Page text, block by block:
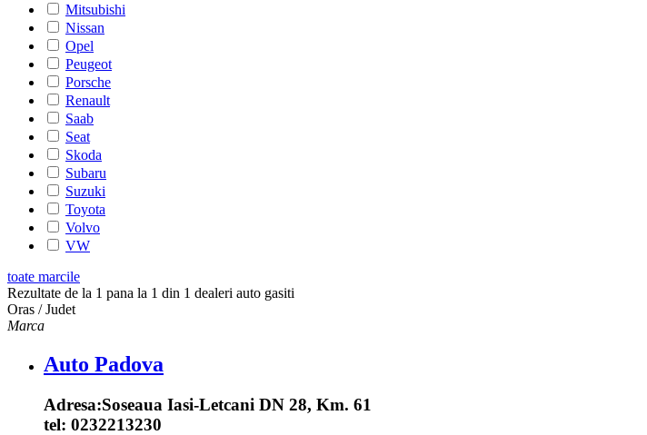
Mitsubishi
Nissan
Opel
Peugeot
Porsche
Renault
Saab
Seat
Skoda
Subaru
Suzuki
Toyota
Volvo
VW
toate marcile
Rezultate de la 1 pana la 1 din 1 dealeri auto gasiti
Oras / Judet
Marca
Auto Padova
Adresa:Soseaua Iasi-Letcani DN 28, Km. 61
tel: 0232213230